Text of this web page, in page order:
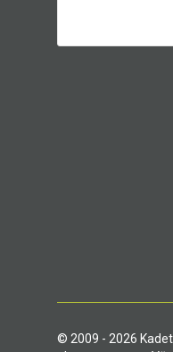
© 2009 - 2026